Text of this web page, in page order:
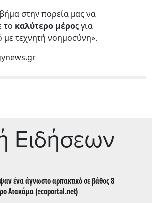
στην πορεία μας να
το καλύτερο μέροςγια
τεχνητή νοημοσύνη».
Ειδήσεων
ένα άγνωστο αρπακτικό σε βάθος 8
Ατακάμα (ecoportal.net)